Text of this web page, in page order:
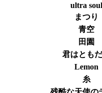
ultra soul
まつり
青空
田園
君はとも
Lemon
糸